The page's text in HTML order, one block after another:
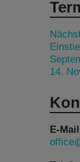
14.
E-Mail